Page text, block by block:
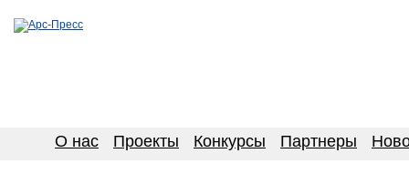
О нас Проекты Конкурсы Партнеры